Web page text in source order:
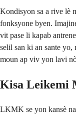
Kondisyon sa a rive lè
fonksyone byen.
vit pase li kapab
selil san ki an sante
moun ap viv yon lavi
Kisa Leikemi
LKMK se yon kansè